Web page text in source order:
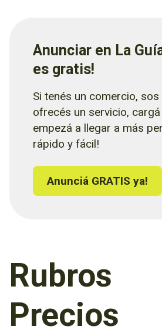
Anunciar en La
es gratis!
Si tenés un comercio,
ofrecés un servicio,
empezá a llegar a más
rápido y fácil!
Anunciá GRATIS ya!
Rubros
Precios